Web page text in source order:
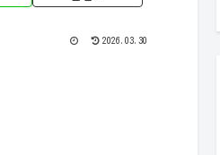
2026.03.30